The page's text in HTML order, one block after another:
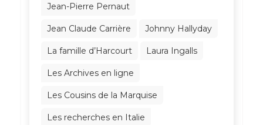
Jean-Pierre Pernaut
Jean Claude Carrière Johnny Hallyday
La famille d’Harcourt Laura Ingalls
Les Archives en ligne
Les Cousins de la Marquise
Les recherches en Italie